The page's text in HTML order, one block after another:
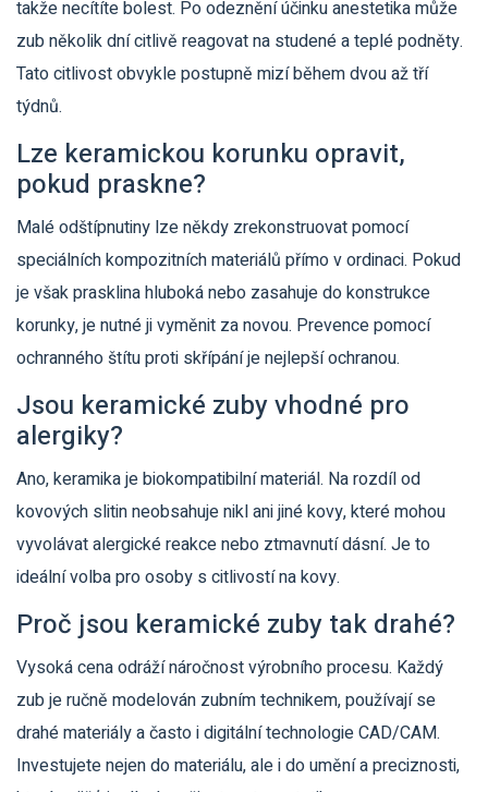
takže necítíte bolest. Po odeznění účinku anestetika může
zub několik dní citlivě reagovat na studené a teplé podněty.
Tato citlivost obvykle postupně mizí během dvou až tří
týdnů.
Lze keramickou korunku opravit,
pokud praskne?
Malé odštípnutiny lze někdy zrekonstruovat pomocí
speciálních kompozitních materiálů přímo v ordinaci. Pokud
je však prasklina hluboká nebo zasahuje do konstrukce
korunky, je nutné ji vyměnit za novou. Prevence pomocí
ochranného štítu proti skřípání je nejlepší ochranou.
Jsou keramické zuby vhodné pro
alergiky?
Ano, keramika je biokompatibilní materiál. Na rozdíl od
kovových slitin neobsahuje nikl ani jiné kovy, které mohou
vyvolávat alergické reakce nebo ztmavnutí dásní. Je to
ideální volba pro osoby s citlivostí na kovy.
Proč jsou keramické zuby tak drahé?
Vysoká cena odráží náročnost výrobního procesu. Každý
zub je ručně modelován zubním technikem, používají se
drahé materiály a často i digitální technologie CAD/CAM.
Investujete nejen do materiálu, ale i do umění a preciznosti,